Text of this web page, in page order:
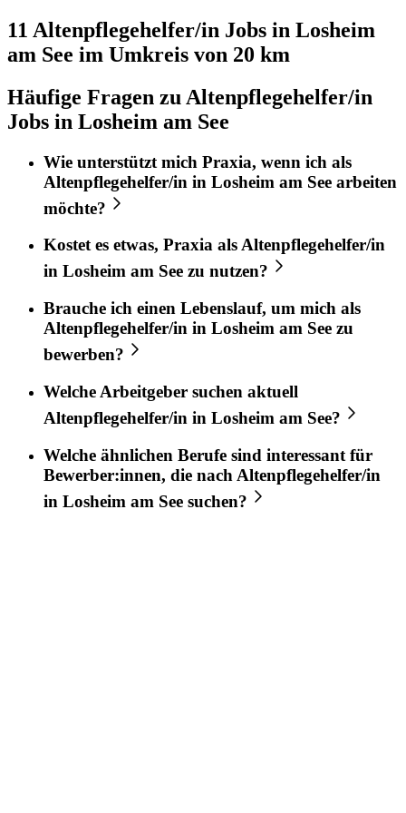
11 Altenpflegehelfer/in Jobs in Losheim
am See im Umkreis von 20 km
Häufige Fragen zu Altenpflegehelfer/in
Jobs in Losheim am See
Wie unterstützt mich Praxia, wenn ich als
Altenpflegehelfer/in in Losheim am See arbeiten
möchte?
Kostet es etwas, Praxia alsAltenpflegehelfer/in
in Losheim am See zu nutzen?
Brauche ich einen Lebenslauf, um mich als
Altenpflegehelfer/in in Losheim am See zu
bewerben?
Welche Arbeitgeber suchen aktuell
Altenpflegehelfer/in in Losheim am See?
Welche ähnlichen Berufe sind interessant für
Bewerber:innen, die nach Altenpflegehelfer/in
in Losheim am See suchen?